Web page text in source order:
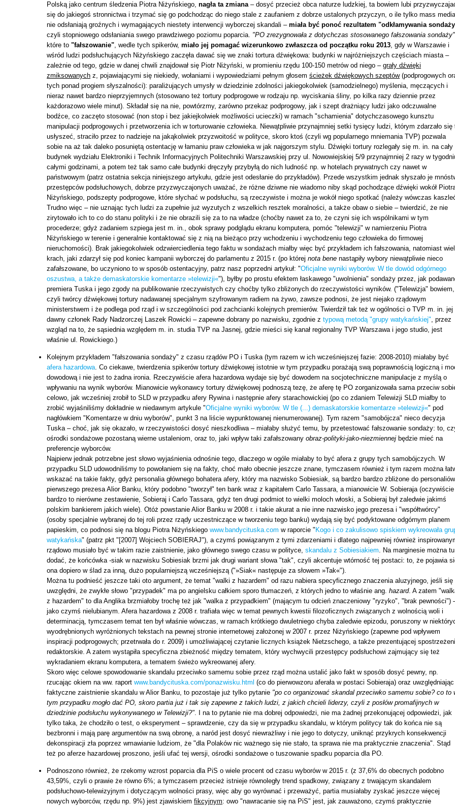
Polską jako centrum śledzenia Piotra Niżyńskiego, nagła ta zmiana– dosyć przecież obca naturze ludzkiej, ta bowiem lubi
się do jakiegoś stronnictwa i trzymać się go podchodząc do niego stale z zaufaniem z dobrze ustalonych przyczyn, o ile tylko mass media
nie odsłaniają groźnych i wymagających niestety interwencji wyborczej skandali – miała być ponoć rezultatem "odkłamywania
czyli stopniowego odsłaniania swego prawdziwego poziomu poparcia. "PO zrezygnowała z dotychczas stosowanego fałszowania sondaży"
które to "fałszowanie", wedle tych spikerów, miało jej pomagać wizerunkowo zwłaszcza od początku roku 2013, gdy w Warszawie i
wśród ludzi podsłuchujących Niżyńskiego zaczęła dawać się we znaki tortura dźwiękowa: budynki w najróżniejszych częściach miasta –
zależnie od tego, gdzie w danej chwili znajdował się Piotr Niżyński, w promieniu rzędu 100-150 metrów od niego – grały dźwięki
zmiksowanych z, pojawiającymi się niekiedy, wołaniami i wypowiedziami pełnym głosem ścieżek dźwiękowych szeptów(podprogowych
tych ponad progiem słyszalności): paraliżujących umysły w dziedzinie zdolności jakiegokolwiek (samodzielnego) myślenia, męczących i
nieraz nawet bardzo nieprzyjemnych (stosowano też tortury podprogowe w rodzaju np. wyciskania śliny, po kilka razy dziennie przez
każdorazowo wiele minut). Składał się na nie, powtórzmy, zarówno przekaz podprogowy, jak i szept drażniący ludzi jako odczuwalne
bodźce, co zaczęto stosować (non stop i bez jakiejkolwiek możliwości ucieczki) w ramach "schamienia" dotychczasowego kunsztu
manipulacji podprogowych i przetworzenia ich w torturowanie człowieka. Niewątpliwie przynajmniej setki tysięcy ludzi, którym zdarzało się
usłyszeć, straciło przez to nadzieje na jakąkolwiek przyzwoitość w polityce, skoro ktoś (czyli wg popularnego mniemania TVP) pozwala
sobie na aż tak daleko posuniętą ostentację w łamaniu praw człowieka w jak najgorszym stylu. Dźwięki tortury rozlegały się m. in. na cały
budynek wydziału Elektroniki i Technik Informacyjnych Politechniki Warszawskiej przy ul. Nowowiejskiej 5/9 przynajmniej 2 razy w
całymi godzinami, a potem też tak samo całe budynki dręczyły przybyłą do nich ludność np. w hotelach prywatnych czy nawet w
państwowym (patrz ostatnia sekcja niniejszego artykułu, gdzie jest odesłanie do przykładów). Przede wszystkim jednak słyszało je
przestępców podsłuchowych, dobrze przyzwyczajonych uważać, że różne dziwne nie wiadomo niby skąd pochodzące dźwięki wokół
Niżyńskiego, podszepty podprogowe, które słychać w podsłuchu, są rzeczywiste i można je wokół niego spotkać (należy wówczas
Trudno więc – nie uznając tych ludzi za zupełnie już wyzutych z wszelkich resztek moralności, a także obaw o siebie – twierdzić, że nie
zirytowało ich to co do stanu polityki i że nie obrazili się za to na władze (choćby nawet za to, że czyni się ich wspólnikami w tym
procederze; gdyż zadaniem szpiega jest m. in., obok sprawy podglądu ekranu komputera, pomóc "telewizji" w namierzeniu Piotra
Niżyńskiego w terenie i generalnie kontaktować się z nią na bieżąco przy wchodzeniu i wychodzeniu tego człowieka do firmowej
nieruchomości). Brak jakiegokolwiek odzwierciedlenia tego faktu w sondażach miałby więc być przykładem ich fałszowania, natomiast
krach, jaki zdarzył się pod koniec kampanii wyborczej do parlamentu z 2015 r. (po której nota bene nastąpiły wybory niewątpliwie nieco
zafałszowane, bo uczyniono to w sposób ostentacyjny, patrz nasz poprzedni artykuł: "Oficjalne wyniki wyborów. W tle dowód odgórnego
oszustwa, a także demaskatorskie komentarze »telewizji«"), byłby po prostu efektem łaskawego "uwolnienia" sondaży przez, jak
premiera Tuska i jego zgody na publikowanie rzeczywistych czy choćby tylko zbliżonych do rzeczywistości wyników. ("Telewizja" bowiem,
czyli twórcy dźwiękowej tortury nadawanej specjalnym szyfrowanym radiem na żywo, zawsze podnosi, że jest niejako rządowym
ministerstwem i że podlega pod rząd i w szczególności pod zachcianki kolejnych premierów. Twierdził tak też w ogólności o TVP m. in. jej
dawny członek Rady Nadzorczej Laszek Rowicki – zapewne dobrany po nazwisku, zgodnie z typową metodą "grupy watykańskiej", przez
wzgląd na to, że sąsiednia względem m. in. studia TVP na Jasnej, gdzie mieści się kanał regionalny TVP Warszawa i jego studio, jest
właśnie ul. Rowickiego.)
Kolejnym przykładem "fałszowania sondaży" z czasu rządów PO i Tuska (tym razem w ich wcześniejszej fazie: 2008-2010) miałaby być
afera hazardowa. Co ciekawe, twierdzenia spikerów tortury dźwiękowej istotnie w tym przypadku porażają swą poprawnością logiczną i
dowodową i nie jest to żadna ironia. Rzeczywiście afera hazardowa wydaje się być dowodem na socjotechniczne manipulacje z myślą o
wpływaniu na wynik wyborów. Mianowicie wykonawcy tortury dźwiękowej podnoszą tezę, że aferę tę PO zorganizowała sama przeciw
celowo, jak wcześniej zrobił to SLD w przypadku afery Rywina i następnie afery starachowickiej (po co zdaniem Telewizji SLD miałby to
zrobić wyjaśniliśmy dokładnie w niedawnym artykule "Oficjalne wyniki wyborów. W tle (...) demaskatorskie komentarze »telewizji«" pod
nagłówkiem "Komentarze w dniu wyborów", punkt 3 na liście wypunktowanej nienumerowanej). Tym razem "samobójcza" nieco decyzja
Tuska – choć, jak się okazało, w rzeczywistości dosyć nieszkodliwa – miałaby służyć temu, by przetestować fałszowanie sondaży: to,
ośrodki sondażowe pozostaną wierne ustaleniom, oraz to, jaki wpływ taki zafałszowany obraz-polityki-jako-niezmiennej będzie mieć na
preferencje wyborców.
Najpierw jednak potrzebne jest słowo wyjaśnienia odnośnie tego, dlaczego w ogóle miałaby to być afera z grupy tych samobójczych. W
przypadku SLD udowodniliśmy to powołaniem się na fakty, choć mało obecnie jeszcze znane, tymczasem również i tym razem można
wskazać na takie fakty, gdyż personalia głównego bohatera afery, który ma nazwisko Sobiesiak, są bardzo bardzo zbliżone do personaliów
pierwszego prezesa Alior Banku, który podobno "tworzył" ten bank wraz z kapitałem Carlo Tassara, a mianowicie W. Sobieraja (oczywiście
bardzo to nierówne zestawienie, Sobieraj i Carlo Tassara, gdyż ten drugi podmiot to wielki moloch włoski, a Sobieraj był zaledwie jakimś
polskim bankierem jakich wiele). Otóż powstanie Alior Banku w 2008 r. i takie akurat a nie inne nazwisko jego prezesa i "współtwórcy"
(osoby specjalnie wybranej do tej roli przez rządy uczestniczące w tworzeniu tego banku) wydają się być podyktowane odgórnym planem
papieskim, co podnosi się na blogu Piotra Niżyńskiego www.bandycituska.com w raporcie " Kogo i co zakulisowo spiskiem wykreowała
watykańska" (patrz pkt "[2007] Wojciech SOBIERAJ"), a czymś powiązanym z tymi zdarzeniami i dlatego najpewniej również
rządowo musiało być w takim razie zaistnienie, jako głównego swego czasu w polityce, skandalu z Sobiesiakiem. Na marginesie można tu
dodać, że końcówka -siak w nazwisku Sobiesiak brzmi jak drugi wariant słowa "tak", czyli akcentuje wtórność tej postaci: to, że pojawia
ona dopiero w ślad za inną, dużo popularniejszą wcześniejszą ("»Siak« następuje za słowem »Tak«").
Można tu podnieść jeszcze taki oto argument, że temat "walki z hazardem" od razu nabiera specyficznego znaczenia aluzyjnego, jeśli się
uwzględni, że zwykłe słowo "przypadek" ma po angielsku całkiem sporo tłumaczeń, z których jedno to właśnie ang. hazard. A zatem
z hazardem" to dla Anglika brzmiałoby trochę też jak "walka z przypadkiem" (mającym tu odcień znaczeniowy "ryzyko", "brak pewności")
jako czymś nielubianym. Afera hazardowa z 2008 r. trafiała więc w temat pewnych kwestii filozoficznych związanych z wolnością woli i
determinacją, tymczasem temat ten był właśnie wówczas, w ramach krótkiego dwuletniego chyba zaledwie epizodu, poruszony w
wyodrębnionych wyróżnionych tekstach na pewnej stronie internetowej założonej w 2007 r. przez Niżyńskiego (zapewne pod wpływem
inspiracji podprogowych; przetrwała do r. 2009) i umożliwiającej czytanie licznych książek Nietzschego, a także prezentującej
redaktorskie. A zatem wystąpiła specyficzna zbieżność między tematem, który wychwycili przestępcy podsłuchowi zajmujący się też
wykradaniem ekranu komputera, a tematem świeżo wykreowanej afery.
Skoro więc celowe spowodowanie skandalu przeciwko samemu sobie przez rząd można ustalić jako fakt w sposób dosyć pewny, np.
rzucając okiem na ww. raport www.bandycituska.com/ponazwisku.html (co do pierwowzoru aferała w postaci Sobieraja) oraz uwzględniając
faktyczne zaistnienie skandalu w Alior Banku, to pozostaje już tylko pytanie "po co organizować skandal przeciwko samemu sobie? co to
tym przypadku mogło dać PO, skoro partia już i tak się zapewne z takich ludzi, z jakich chcieli liderzy, czyli z posłów promafijnych w
dziedzinie podsłuchu wykonywanego w Telewizji?". I na to pytanie nie ma dobrej odpowiedzi, nie ma żadnej przekonującej odpowiedzi, jak
tylko taka, że chodziło o test, o eksperyment – sprawdzenie, czy da się w przypadku skandalu, w którym politycy tak do końca nie są
bezbronni i mają parę argumentów na swą obronę, a naród jest dosyć niewrażliwy i nie jego to dotyczy, uniknąć przykrych konsekwencji
dekonspiracji zła poprzez wmawianie ludziom, że "dla Polaków nic ważnego się nie stało, ta sprawa nie ma praktycznie znaczenia". Stąd
też po aferze hazardowej proszono, jeśli ufać tej wersji, ośrodki sondażowe o tuszowanie spadku poparcia dla PO.
Podnoszono również, że rzekomy wzrost poparcia dla PiS o wiele procent od czasu wyborów w 2015 r. (z 37,6% do obecnych podobno
43,59%, czyli o prawie że równo 6%; a tymczasem przecież istnieje równoległy trend spadkowy, związany z trwającym skandalem
podsłuchowo-telewizyjnym i dotyczącym wolności prasy, więc aby go wyrównać i przeważyć, partia musiałaby zyskać jeszcze więcej
nowych wyborców, rzędu np. 9%) jest zjawiskiem fikcyjnym: owo "nawracanie się na PiS" jest, jak zauważono, czymś praktycznie